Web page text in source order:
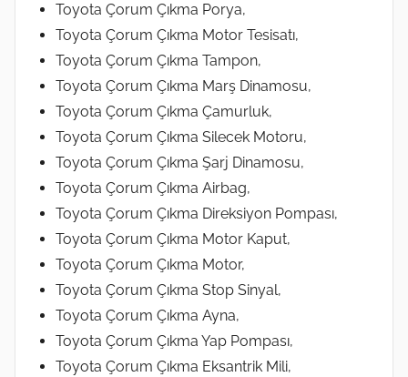
Toyota Çorum Çıkma Porya,
Toyota Çorum Çıkma Motor Tesisatı,
Toyota Çorum Çıkma Tampon,
Toyota Çorum Çıkma Marş Dinamosu,
Toyota Çorum Çıkma Çamurluk,
Toyota Çorum Çıkma Silecek Motoru,
Toyota Çorum Çıkma Şarj Dinamosu,
Toyota Çorum Çıkma Airbag,
Toyota Çorum Çıkma Direksiyon Pompası,
Toyota Çorum Çıkma Motor Kaput,
Toyota Çorum Çıkma Motor,
Toyota Çorum Çıkma Stop Sinyal,
Toyota Çorum Çıkma Ayna,
Toyota Çorum Çıkma Yap Pompası,
Toyota Çorum Çıkma Eksantrik Mili,